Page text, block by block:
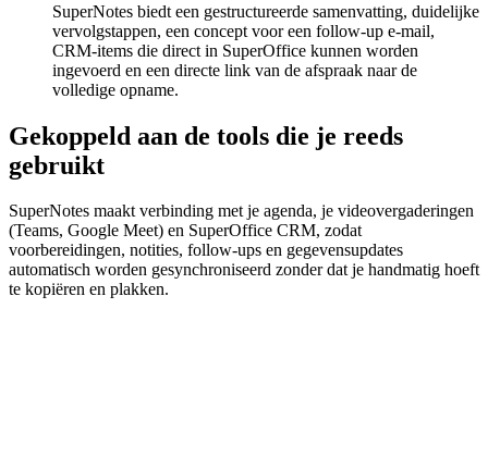
SuperNotes biedt een gestructureerde samenvatting, duidelijke
vervolgstappen, een concept voor een follow-up e-mail,
CRM-items die direct in SuperOffice kunnen worden
ingevoerd en een directe link van de afspraak naar de
volledige opname.
Gekoppeld aan de tools die je reeds
gebruikt
SuperNotes maakt verbinding met je agenda, je videovergaderingen
(Teams, Google Meet) en SuperOffice CRM, zodat
voorbereidingen, notities, follow-ups en gegevensupdates
automatisch worden gesynchroniseerd zonder dat je handmatig hoeft
te kopiëren en plakken.